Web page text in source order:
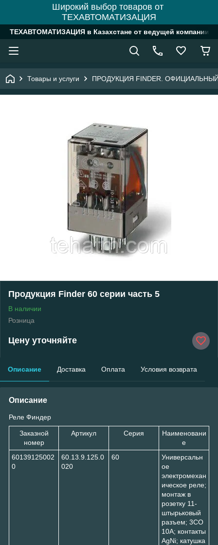
Широкий выбор товаров от
ТЕХАВТОМАТИЗАЦИЯ
ТЕХАВТОМАТИЗАЦИЯ в Казахстане от ведущей компании
Товары и услуги ПРОДУКЦИЯ FINDER. ОФИЦИАЛЬНЫЙ
Продукция Finder 60 серии часть 5
В наличии
Розница
Цену уточняйте
Описание Доставка Оплата Условия возврата
Описание
Реле Финдер
Заказной
номер
Артикул Серия
Наименовани
е
60139125002
0
60.13.9.125.0
020
60
Универсальн
ое
электромехан
ическое реле;
монтаж в
розетку 11-
штырьковый
разъем; 3CO
10A; контакты
AgNi; катушка